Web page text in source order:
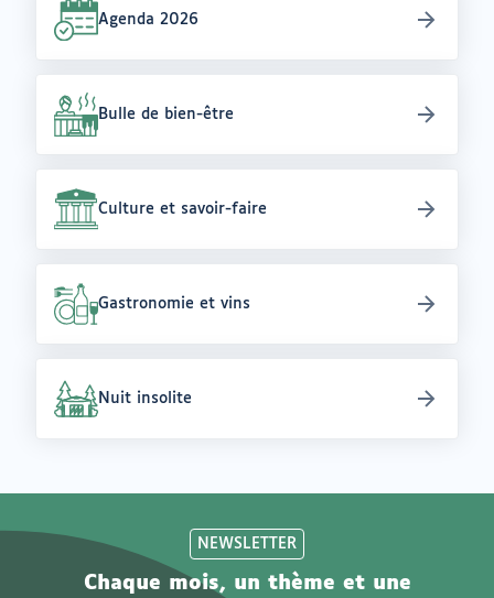
Agenda 2026
Bulle de bien-être
Culture et savoir-faire
Gastronomie et vins
Nuit insolite
NEWSLETTER
Chaque mois, un thème et une